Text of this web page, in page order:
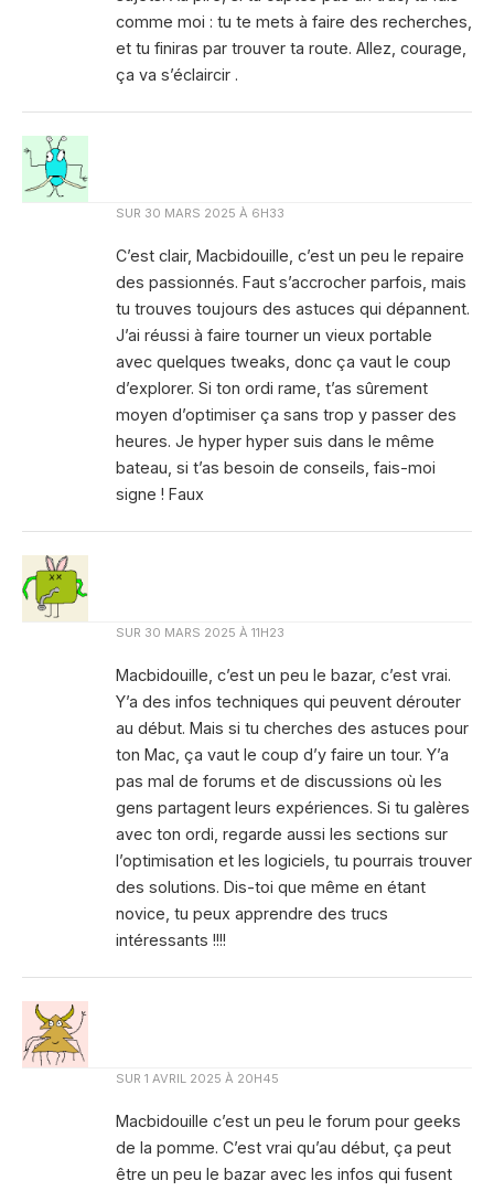
comme moi : tu te mets à faire des recherches,
et tu finiras par trouver ta route. Allez, courage,
ça va s’éclaircir .
SUR 30 MARS 2025 À 6H33
C’est clair, Macbidouille, c’est un peu le repaire
des passionnés. Faut s’accrocher parfois, mais
tu trouves toujours des astuces qui dépannent.
J’ai réussi à faire tourner un vieux portable
avec quelques tweaks, donc ça vaut le coup
d’explorer. Si ton ordi rame, t’as sûrement
moyen d’optimiser ça sans trop y passer des
heures. Je hyper hyper suis dans le même
bateau, si t’as besoin de conseils, fais-moi
signe ! Faux
SUR 30 MARS 2025 À 11H23
Macbidouille, c’est un peu le bazar, c’est vrai.
Y’a des infos techniques qui peuvent dérouter
au début. Mais si tu cherches des astuces pour
ton Mac, ça vaut le coup d’y faire un tour. Y’a
pas mal de forums et de discussions où les
gens partagent leurs expériences. Si tu galères
avec ton ordi, regarde aussi les sections sur
l’optimisation et les logiciels, tu pourrais trouver
des solutions. Dis-toi que même en étant
novice, tu peux apprendre des trucs
intéressants !!!!
SUR 1 AVRIL 2025 À 20H45
Macbidouille c’est un peu le forum pour geeks
de la pomme. C’est vrai qu’au début, ça peut
être un peu le bazar avec les infos qui fusent